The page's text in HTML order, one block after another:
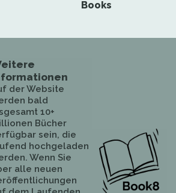
Books
der Website
bald
10+
Bücher
sein, die
hochgeladen
Wenn Sie
alle neuen